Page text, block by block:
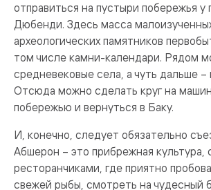
отправиться на пустыри побережья у
Дюбенди. Здесь масса
археологических памятников
том числе камни-календари. Рядом
средневековые села, а чуть дальше –
Отсюда можно сделать круг на
побережью и вернуться в Баку.
И, конечно, следует обязательно
Абшерон – это прибрежная культура,
ресторанчиками, где приятно
свежей рыбы, смотреть на чудесный